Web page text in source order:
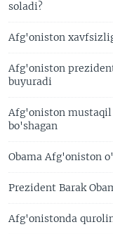
soladi?
Afg'oniston
Afg'oniston
buyuradi
Afg'oniston
bo'shagan
Obama Afg'oniston
Prezident Barak
Afg'onistonda